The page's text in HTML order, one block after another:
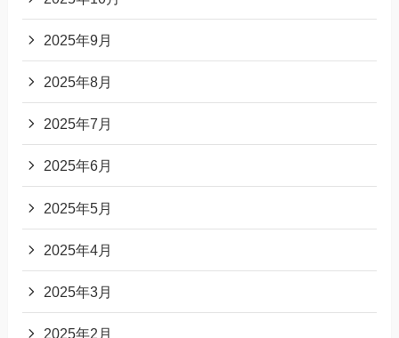
2025年9月
2025年8月
2025年7月
2025年6月
2025年5月
2025年4月
2025年3月
2025年2月